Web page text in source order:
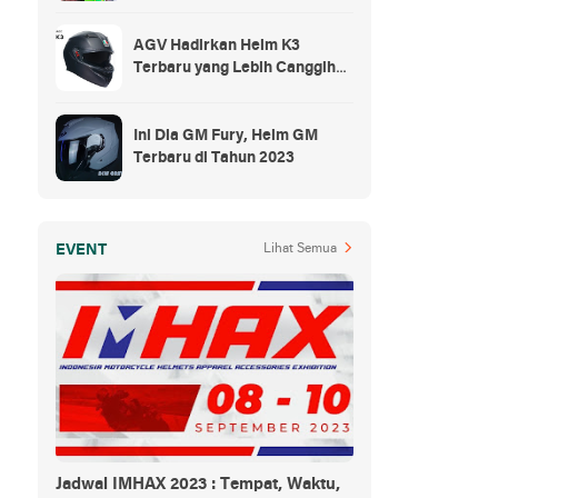
AGV Hadirkan Helm K3
Terbaru yang Lebih Canggih
Ini Dia GM Fury, Helm GM
Terbaru di Tahun 2023
EVENT Lihat Semua
Jadwal IMHAX 2023 : Tempat, Waktu,